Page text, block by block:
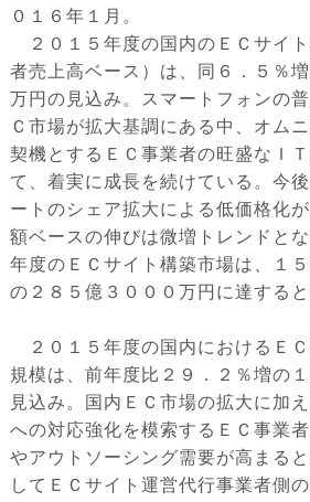
０１６年１月。
２０１５年度の国内のＥＣサイ
者売上高ベース）は、同６．５％
万円の見込み。スマートフォンの
Ｃ市場が拡大基調にある中、オム
契機とするＥＣ事業者の旺盛なＩ
て、着実に成長を続けている。今
ートのシェア拡大による低価格化
額ベースの伸びは微増トレンドと
年度のＥＣサイト構築市場は、１
の２８５億３０００万円に達すると
２０１５年度の国内におけるＥ
規模は、前年度比２９．２％増の
見込み。国内ＥＣ市場の拡大に加
への対応強化を模索するＥＣ事業
やアウトソーシング需要が高まる
してＥＣサイト運営代行事業者側